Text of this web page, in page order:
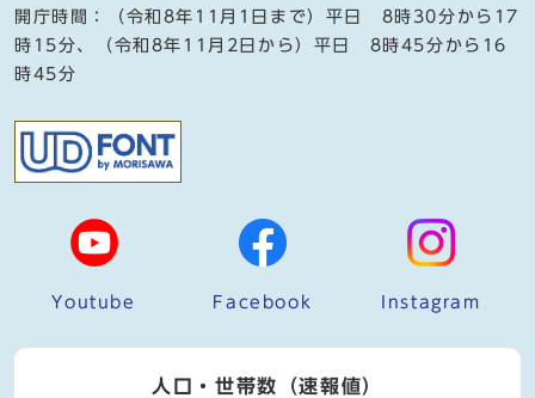
開庁時間：（令和8年11月1日まで）平日 8時30分から17
時15分、（令和8年11月2日から）平日 8時45分から16
時45分
Youtube Facebook Instagram
人口・世帯数（速報値）